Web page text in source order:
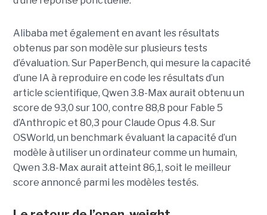
Alibaba met également en avant les résultats
obtenus par son modèle sur plusieurs tests
d’évaluation. Sur PaperBench, qui mesure la capacité
d’une IA à reproduire en code les résultats d’un
article scientifique, Qwen 3.8-Max aurait obtenu un
score de 93,0 sur 100, contre 88,8 pour Fable 5
d’Anthropic et 80,3 pour Claude Opus 4.8. Sur
OSWorld, un benchmark évaluant la capacité d’un
modèle à utiliser un ordinateur comme un humain,
Qwen 3.8-Max aurait atteint 86,1, soit le meilleur
score annoncé parmi les modèles testés.